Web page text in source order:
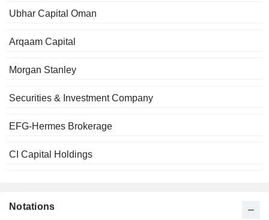
Ubhar Capital Oman
Arqaam Capital
Morgan Stanley
Securities & Investment Company
EFG-Hermes Brokerage
CI Capital Holdings
Notations